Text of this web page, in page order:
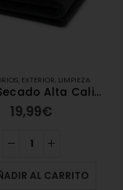
LIMPIEZA,INTERIOR
AÑADIR AL